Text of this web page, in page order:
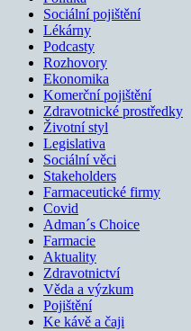
Sociální pojištění
Lékárny
Podcasty
Rozhovory
Ekonomika
Komerční pojištění
Zdravotnické prostředky
Životní styl
Legislativa
Sociální věci
Stakeholders
Farmaceutické firmy
Covid
Adman´s Choice
Farmacie
Aktuality
Zdravotnictví
Věda a výzkum
Pojištění
Ke kávě a čaji